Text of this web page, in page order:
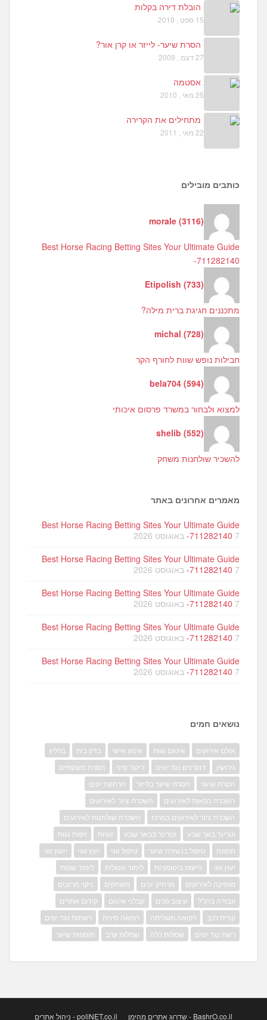
הובלת דירה בקלות
15 ספט , 2010
הסרת שיער- לייזר או קרן אור?
27 דצמ , 2009
אסטמה
25 מאי , 2010
מתחילים את הקרירה
22 מאי , 2011
כותבים מובילים
morale (3116)
Best Horse Racing Betting Sites Your Ultimate Guide
-711282140
Etipolish (733)
מתכננים חגיגת ברית מילה?
michal (728)
חבילות נופש שוות לחורף הקר
bela704 (594)
למצוא ולבחור במשרד פרסום איכותי
shelib (552)
להשכיר שולחנות משחק
מאמרים אחרונים באתר
Best Horse Racing Betting Sites Your Ultimate Guide
-711282140 7 באוגוסט 2026
Best Horse Racing Betting Sites Your Ultimate Guide
-711282140 7 באוגוסט 2026
Best Horse Racing Betting Sites Your Ultimate Guide
-711282140 7 באוגוסט 2026
Best Horse Racing Betting Sites Your Ultimate Guide
-711282140 7 באוגוסט 2026
Best Horse Racing Betting Sites Your Ultimate Guide
-711282140 7 באוגוסט 2026
נושאים חמים
אולם אירועים איטום גגות אימון אישי בדק בית
ברליץ
גירושין
דוקרנים נגד יונים דיקור סיני
הסרת משקפיים
הסרת שיער
הסרת שיער בלייזר
הרחקת יונים
השכרת כסאות לאירועים
השכרת ציוד לאירועים
השכרת ציוד לאירועים במרכז
השכרת שולחנות לאירועים
וטרינר באר שבע
וטרינר בבאר שבע זוגיות
זיפות גגות
חתונה
טיפול בנשירת שיער טיפול זוגי יועץ זוגי
ייעוץ זוגי
יעוץ זוגי
יריעות ביטומניות לימוד אנגלית
לימוד שפות
מוסיקה לאירועים
מרחיק יונים משחקים
ניקוי מרזבים
עבודה בחו"ל
עיצוב פנים קבלני איטום
קידום אתרים
קניית רכב
רפואה משלימה רפואה סינית
רשתות נגד יונים
רשת נגד יונים
שמלות כלה שמלות ערב תוספות שיער
BashrO.co.il - שדרוג אתרים מהימן poliNET.co.il - ניהול אתרים